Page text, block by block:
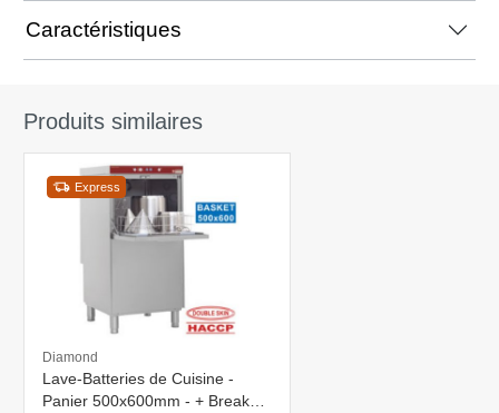
Caractéristiques
Produits similaires
Express
Diamond
Lave-Batteries de Cuisine -
Panier 500x600mm - + Break